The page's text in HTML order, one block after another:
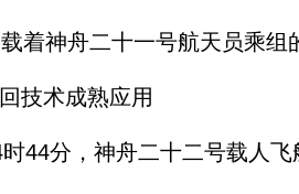
神舟二十一号航天员乘组
术成熟应用
分，神舟二十二号载人飞